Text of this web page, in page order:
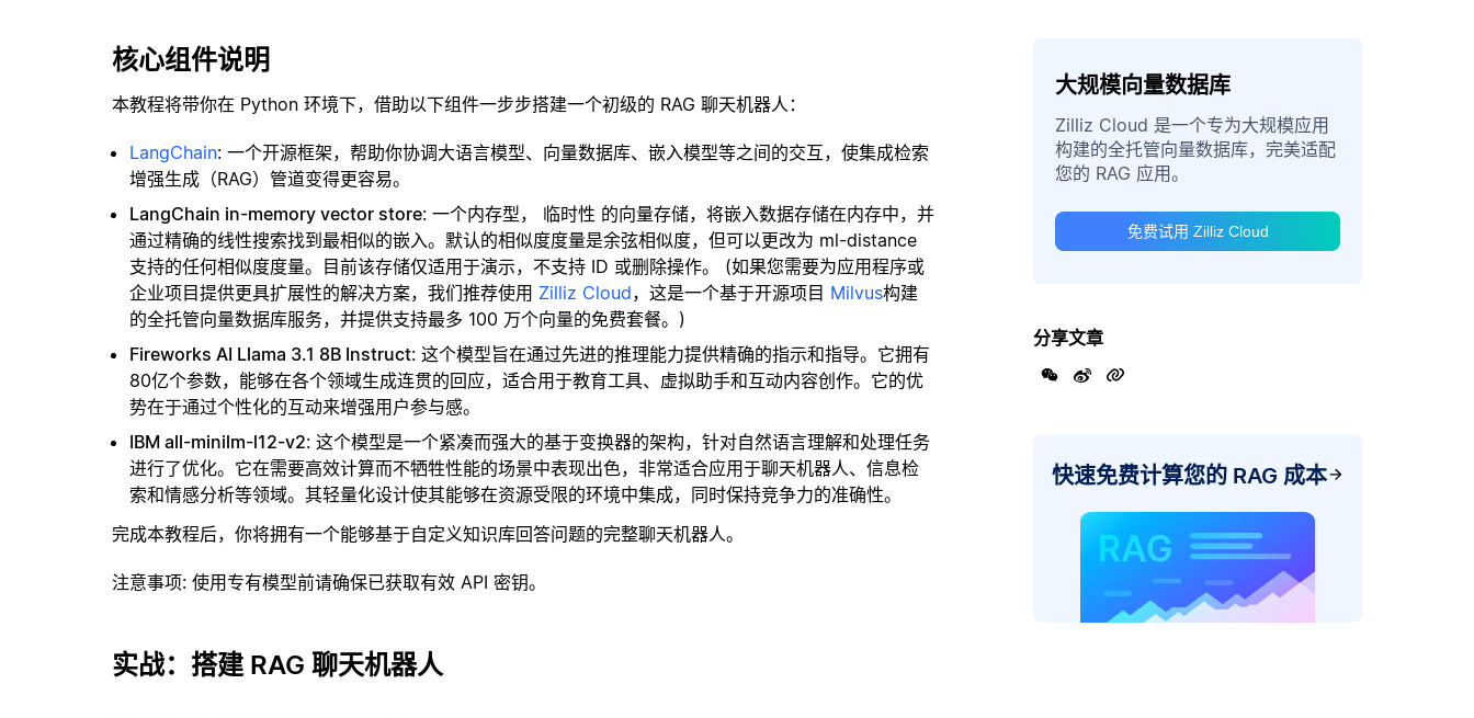
核心组件说明
本教程将带你在 Python 环境下，借助以下组件一步步搭建一个初级的 RAG 聊天机器人：
LangChain: 一个开源框架，帮助你协调大语言模型、向量数据库、嵌入模型等之间的交互，使集成检索
增强生成（RAG）管道变得更容易。
LangChain in-memory vector store: 一个内存型， 临时性 的向量存储，将嵌入数据存储在内存中，并
通过精确的线性搜索找到最相似的嵌入。默认的相似度度量是余弦相似度，但可以更改为 ml-distance
支持的任何相似度度量。目前该存储仅适用于演示，不支持 ID 或删除操作。 (如果您需要为应用程序或
企业项目提供更具扩展性的解决方案，我们推荐使用 Zilliz Cloud，这是一个基于开源项目 Milvus构建
的全托管向量数据库服务，并提供支持最多 100 万个向量的免费套餐。)
Fireworks AI Llama 3.1 8B Instruct: 这个模型旨在通过先进的推理能力提供精确的指示和指导。它拥有
80亿个参数，能够在各个领域生成连贯的回应，适合用于教育工具、虚拟助手和互动内容创作。它的优
势在于通过个性化的互动来增强用户参与感。
IBM all-minilm-l12-v2: 这个模型是一个紧凑而强大的基于变换器的架构，针对自然语言理解和处理任务
进行了优化。它在需要高效计算而不牺牲性能的场景中表现出色，非常适合应用于聊天机器人、信息检
索和情感分析等领域。其轻量化设计使其能够在资源受限的环境中集成，同时保持竞争力的准确性。
完成本教程后，你将拥有一个能够基于自定义知识库回答问题的完整聊天机器人。
注意事项: 使用专有模型前请确保已获取有效 API 密钥。
实战：搭建 RAG 聊天机器人
大规模向量数据库
Zilliz Cloud 是一个专为大规模应用
构建的全托管向量数据库，完美适配
您的 RAG 应用。
免费试用 Zilliz Cloud
分享文章
快速免费计算您的 RAG 成本